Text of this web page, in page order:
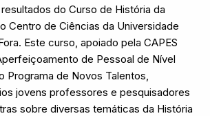
do Curso de História da
Centro de Ciências da Universidade
Este curso, apoiado pela CAPES
de Pessoal de Nível
Programa de Novos Talentos,
jovens professores e pesquisadores
sobre diversas temáticas da História